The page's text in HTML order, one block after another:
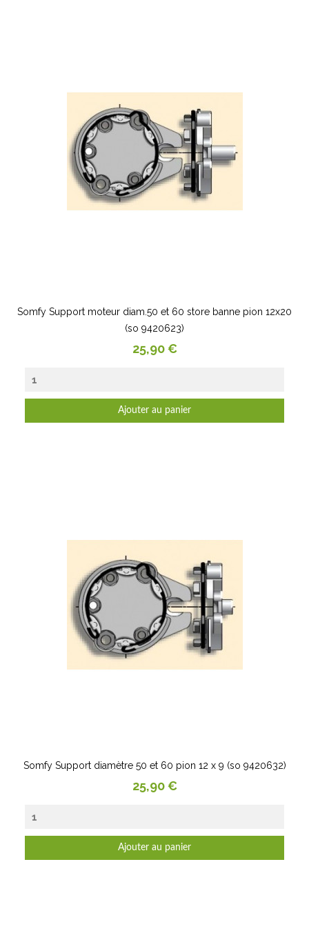
Somfy Support moteur diam.50 et 60 store banne pion 12x20
(so 9420623)
Prix
25,90 €
Ajouter au panier
Somfy Support diamètre 50 et 60 pion 12 x 9 (so 9420632)
Prix
25,90 €
Ajouter au panier